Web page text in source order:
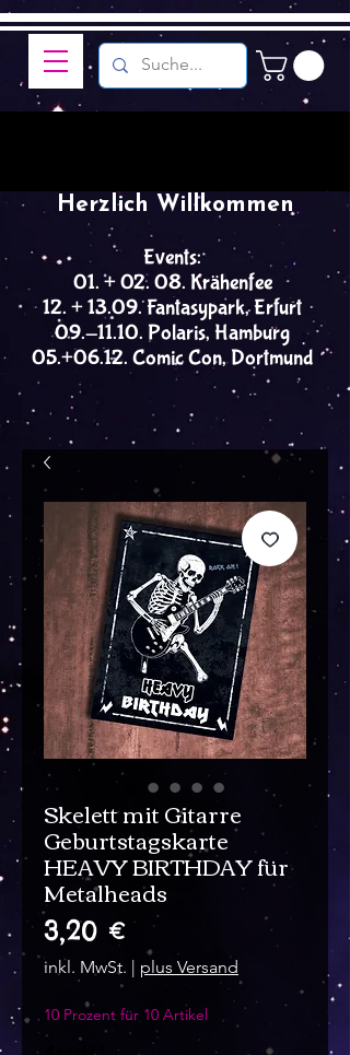
Events:
01. + 02. 08. Krähenfee
12. + 13.09. Fantasypark, Erfurt
09.-11.10. Polaris, Hamburg
05.+06.12. Comic Con, Dortmund
Herzlich Willkommen
Skelett mit Gitarre
Geburtstagskarte
HEAVY BIRTHDAY für
Metalheads
3,20 €Preis
inkl. MwSt. | plus Versand
10 Prozent für 10 Artikel